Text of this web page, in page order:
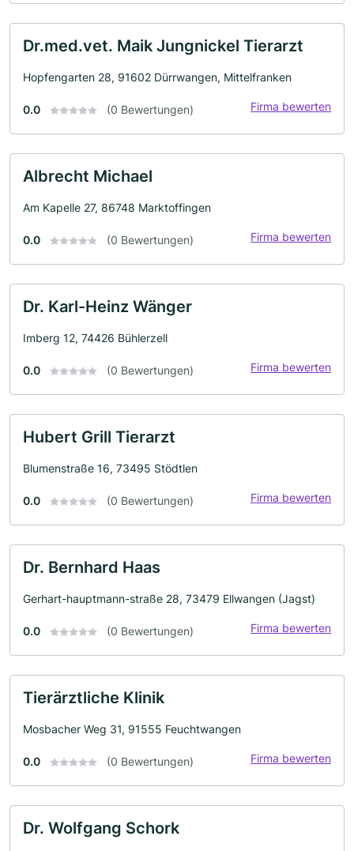
Dr.med.vet. Maik Jungnickel Tierarzt
Hopfengarten 28, 91602 Dürrwangen, Mittelfranken
0.0 (0 Bewertungen) Firma bewerten
Albrecht Michael
Am Kapelle 27, 86748 Marktoffingen
0.0 (0 Bewertungen) Firma bewerten
Dr. Karl-Heinz Wänger
Imberg 12, 74426 Bühlerzell
0.0 (0 Bewertungen) Firma bewerten
Hubert Grill Tierarzt
Blumenstraße 16, 73495 Stödtlen
0.0 (0 Bewertungen) Firma bewerten
Dr. Bernhard Haas
Gerhart-hauptmann-straße 28, 73479 Ellwangen (Jagst)
0.0 (0 Bewertungen) Firma bewerten
Tierärztliche Klinik
Mosbacher Weg 31, 91555 Feuchtwangen
0.0 (0 Bewertungen) Firma bewerten
Dr. Wolfgang Schork